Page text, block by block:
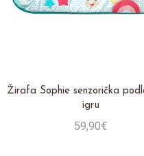
Žirafa Sophie senzorička
igru
59,90€